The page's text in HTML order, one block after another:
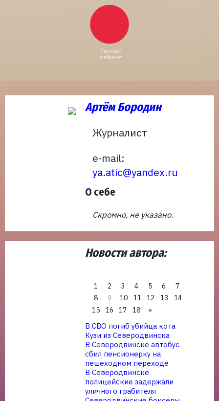
Личный
кабинет
Артём Бородин
Журналист
e-mail:
ya.atic@yandex.ru
О себе
Скромно, не указано.
Новости автора:
1 2 3 4 5 6
7
8
9 10 11 12 13
14
15
16 17 18 »
В СВО погиб убийца кота
Кузи из Северодвинска
В Северодвинске автобус
сбил пенсионерку на
пешеходном переходе
В Северодвинске
полицейские задержали
уличного грабителя